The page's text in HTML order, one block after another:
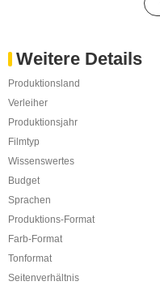
Weitere Details
Produktionsland
Verleiher
Produktionsjahr
Filmtyp
Wissenswertes
Budget
Sprachen
Produktions-Format
Farb-Format
Tonformat
Seitenverhältnis